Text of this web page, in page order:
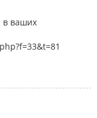
в ваших